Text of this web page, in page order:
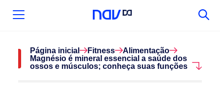
Página inicial Fitness
Alimentação
Magnésio é mineral essencial a saúde dos
ossos e músculos; conheça suas funções